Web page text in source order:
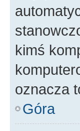
kimś
oznacza
Góra